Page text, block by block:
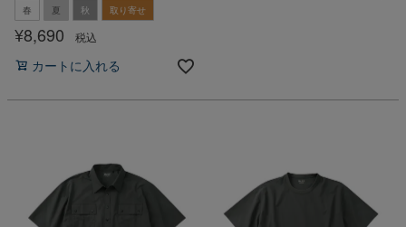
春 夏 秋 取り寄せ
¥8,690 税込
カートに入れる